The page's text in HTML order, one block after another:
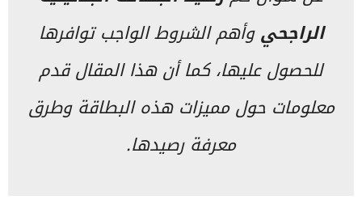
الراجحيوأهم الشروط الواجب توافرها
للحصول عليها، كما أن هذا المقال قدم
معلومات حول مميزات هذه البطاقة وطرق
معرفة رصيدها.